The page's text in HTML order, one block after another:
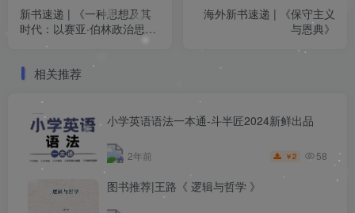
新书速递 | 《一种思想及其
时代：以赛亚·伯林政治思想
海外新书速递 | 《保守主义
与恩典》
相关推荐
小学英语语法一本通-斗半匠2024新鲜出品
2年前 ￥2 58
图书推荐|王路《 逻辑与哲学 》